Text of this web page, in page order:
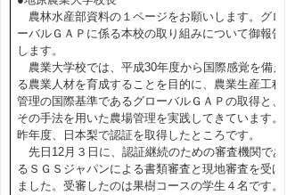
農林水産部資料の１ページをお願いします。グロ
ーバルＧＡＰに係る本校の取り組みについて御報告
します。
農業大学校では、平成30年度から国際感覚を備え
る農業人材を育成することを目的に、農業生産工程
管理の国際基準であるグローバルＧＡＰの取得と、
その手法を用いた農場管理を実践してきています。
昨年度、日本梨で認証を取得したところです。
先日12月３日に、認証継続のための審査機関であ
るＳＧＳジャパンによる書類審査と現地審査を受け
ました。受審したのは果樹コースの学生４名です。